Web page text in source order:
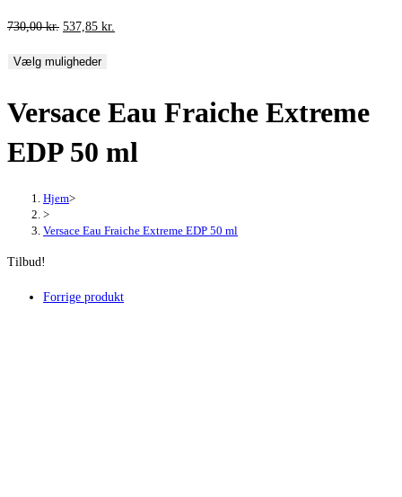
730,00kr. Den
pris
730,00 kr..
537,85 kr.
537,85 kr..
Vælg muligheder
Versace Eau Fraiche Extreme
EDP 50 ml
Hjem>
>
Versace Eau Fraiche Extreme EDP 50 ml
Tilbud!
Forrige produkt